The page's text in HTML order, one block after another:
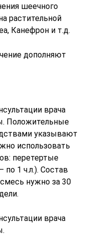
шеечного
растительной
Канефрон и т.д.
дополняют
врача
Положительные
указывают
использовать
перетертые
1 ч.л.). Состав
нужно за 30
врача